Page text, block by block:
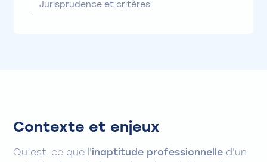
Jurisprudence et critères
Contexte et enjeux
Qu’est-ce que l'inaptitude professionnelle d'un